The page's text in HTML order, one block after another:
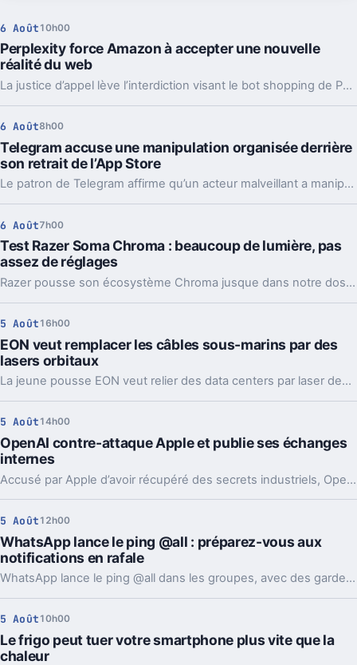
6 Août 10h00
Perplexity force Amazon à accepter une nouvelle
réalité du web
La justice d’appel lève l’interdiction visant le bot shopping de Perplexity sur Amazon. Une victoire nette, mais loin d’être la fin du match.
6 Août8h00
Telegram accuse une manipulation organisée derrière
son retrait de l’App Store
Le patron de Telegram affirme qu’un acteur malveillant a manipulé les signalements pour faire retirer l’app par Apple. Un précédent qui inquiète vraiment.
6 Août7h00
Test Razer Soma Chroma : beaucoup de lumière, pas
assez de réglages
Razer pousse son écosystème Chroma jusque dans notre dos avec la Soma Chroma, une chaise gaming bardée de RGB et proposée à 529,99 euros. Spectaculaire dans un setup, confortable au quotidien, elle nous laisse pourtant un sentiment mitigé face à une ergonomie étonnamment peu personnalisable à ce niveau de prix.
5 Août 16h00
EON veut remplacer les câbles sous-marins par des
lasers orbitaux
La jeune pousse EON veut relier des data centers par laser depuis l’orbite. Une idée très ambitieuse, portée par l’explosion des besoins en IA.
5 Août 14h00
OpenAI contre-attaque Apple et publie ses échanges
internes
Accusé par Apple d’avoir récupéré des secrets industriels, OpenAI riposte avec des mails et des logs de chat. L’enjeu va bien au-delà du simple procès.
5 Août 12h00
WhatsApp lance le ping @all : préparez-vous aux
notifications en rafale
WhatsApp lance le ping @all dans les groupes, avec des garde-fous. Sondages et création de sous-groupes gagnent aussi en souplesse.
5 Août 10h00
Le frigo peut tuer votre smartphone plus vite que la
chaleur